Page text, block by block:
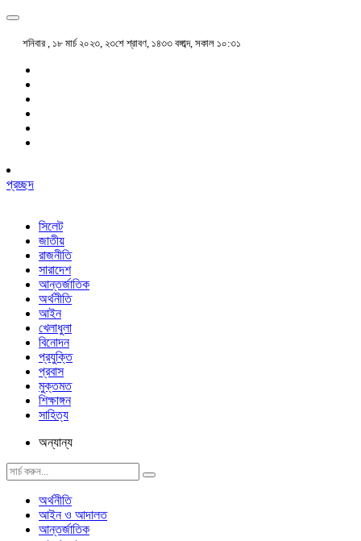
শনিবার , ১৮ মার্চ ২০২৩, ২৩শে শ্রাবণ, ১৪৩৩ বঙ্গাব্দ, সকাল ১০:৩১
প্রচ্ছদ
সিলেট
জাতীয়
রাজনীতি
সারাদেশ
আন্তর্জাতিক
অর্থনীতি
আইন
খেলাধুলা
বিনোদন
প্রযুক্তি
প্রবাস
মুক্তমত
শিক্ষাঙ্গন
সাহিত্য
অন্যান্য
অর্থনীতি
আইন ও আদালত
আন্তর্জাতিক